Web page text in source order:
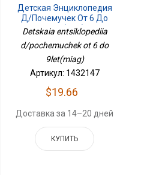
Детская Энциклопедия
Д/почемучек От 6 До
9лет(мяг)
Detskaia entsiklopediia
d/pochemuchek ot 6 do
9let(miag)
Артикул: 1432147
$19.66
Доставка за 14–20 дней
КУПИТЬ